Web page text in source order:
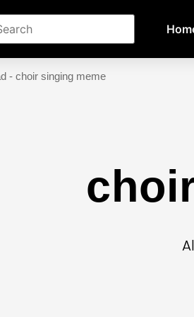
- choir singing meme